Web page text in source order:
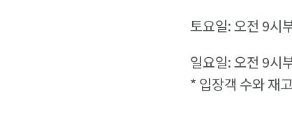
토요일: 오전 9시
일요일: 오전 9시
* 입장객 수와 재